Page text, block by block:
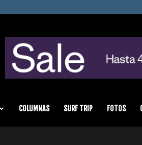
COLUMNAS SURF TRIP FOTOS